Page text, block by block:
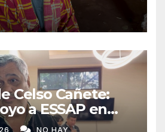
Celso Cañete:
a ESSAP en
NO HAY